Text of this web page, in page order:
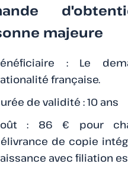
majeure
: Le
française.
de validité : 10 ans
: 86 € pour
de copie
avec filiation